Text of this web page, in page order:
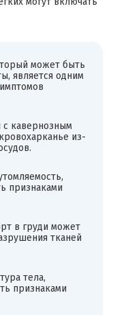
может быть
является одним
с кавернозным
из-
признаками
в груди может
тканей
тела,
признаками